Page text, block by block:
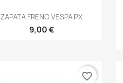
Vista rápida
ZAPATA FRENO VESPA PX
9,00 €
favorite_border